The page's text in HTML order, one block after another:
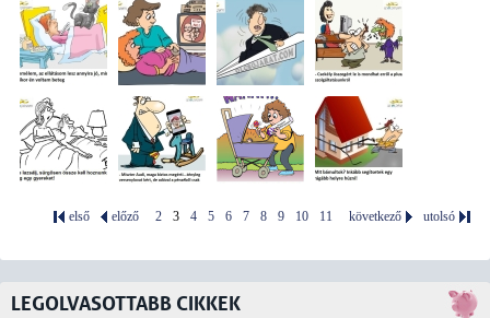
első előző 2 3 4 5 6 7 8 9 10 11 következő utolsó
LEGOLVASOTTABB CIKKEK